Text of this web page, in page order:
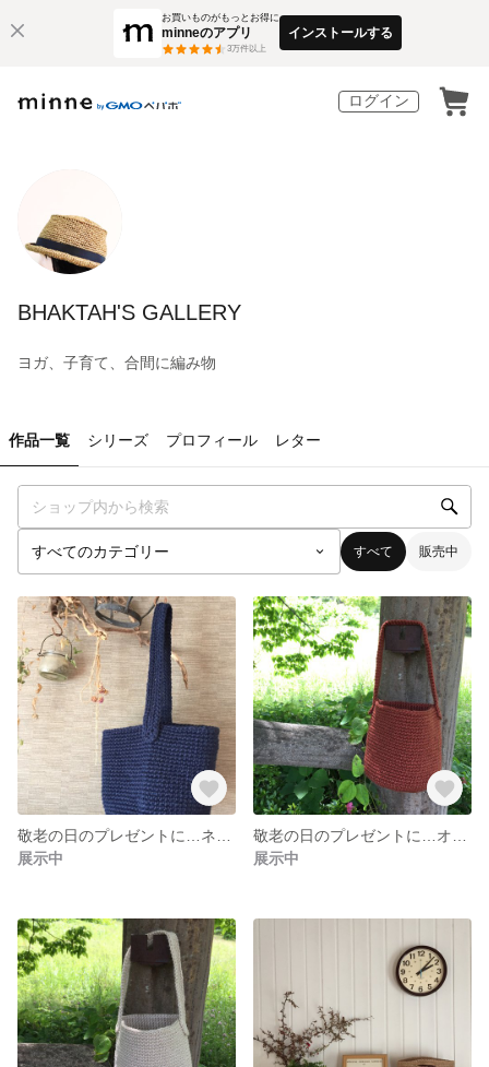
お買いものがもっとお得に
minneのアプリ
3万件以上
インストールする
ログイン
BHAKTAH'S GALLERY
ヨガ、子育て、合間に編み物
作品一覧 シリーズ プロフィール レター
すべて 販売中
展示中
展示中